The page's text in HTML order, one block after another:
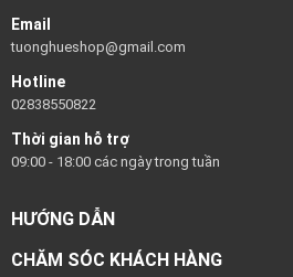
Email
tuonghueshop@gmail.com
Hotline
02838550822
Thời gian hỗ trợ
09:00 - 18:00 các ngày trong tuần
HƯỚNG DẪN
CHĂM SÓC KHÁCH HÀNG